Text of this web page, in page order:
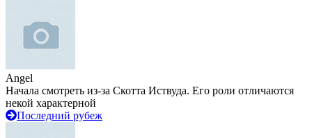
Angel
Начала смотреть из-за Скотта Иствуда. Его роли отличаются
некой характерной
Последний рубеж